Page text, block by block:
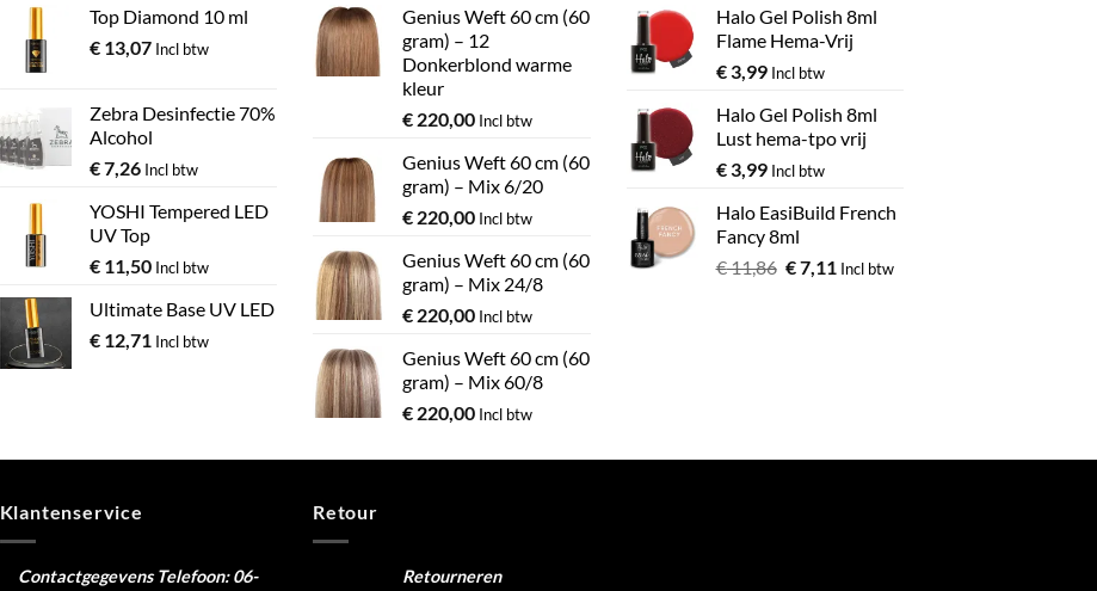
de
kan
gekozen
worden
de
productpagina
Top Diamond 10 ml
€13,07 Incl btw
Zebra Desinfectie 70%
Alcohol
€7,26 Incl btw
YOSHI Tempered LED
UV Top
€11,50 Incl btw
Ultimate Base UV LED
€12,71 Incl btw
Genius Weft 60 cm (60
gram) – 12
Donkerblond warme
kleur
€ 220,00 Incl btw
Genius Weft 60 cm (60
gram) – Mix 6/20
€ 220,00 Incl btw
Genius Weft 60 cm (60
gram) – Mix 24/8
€ 220,00 Incl btw
Genius Weft 60 cm (60
gram) – Mix 60/8
€ 220,00 Incl btw
Halo Gel Polish 8ml
Flame Hema-Vrij
€3,99 Incl btw
Halo Gel Polish 8ml
Lust hema-tpo vrij
€3,99 Incl btw
Halo EasiBuild French
Fancy 8ml
€11,86 €7,11 Incl btw
Klantenservice
ContactgegevensTelefoon: 06-
Retour
Retourneren